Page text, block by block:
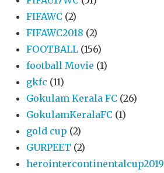
FIFAWC (2)
FIFAWC2018 (2)
FOOTBALL (156)
football Movie (1)
gkfc (11)
Gokulam Kerala FC (26)
GokulamKeralaFC (1)
gold cup (2)
GURPEET (2)
herointercontinentalcup2019